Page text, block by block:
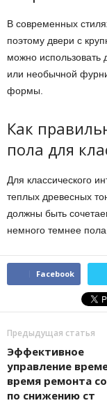
В современных
поэтому двери с
можно использовать
или необычной
формы.
Как
пола для
Для классического
теплых древесных
должны быть
немного темнее
Facebook
Предыдущая статья
Эффективное
управление
время ремонта
по снижению ст